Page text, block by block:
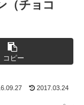
（チョコ
コピー
2017.03.24